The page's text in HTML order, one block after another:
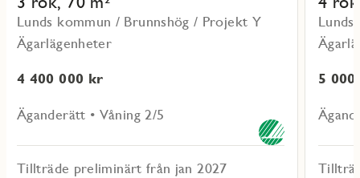
Lunds kommun / Brunnshög / Projekt Y
Ägarlägenheter
4 400 000 kr
Äganderätt • Våning 2/5
Tillträde preliminärt från jan 2027
5